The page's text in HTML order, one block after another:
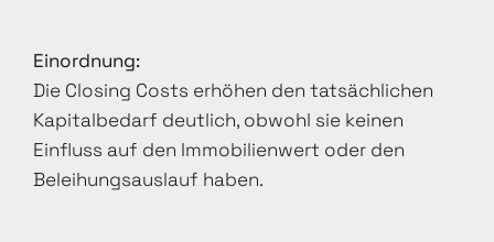
Einordnung:
Die Closing Costs erhöhen den tatsächlichen
Kapitalbedarf deutlich, obwohl sie keinen
Einfluss auf den Immobilienwert oder den
Beleihungsauslauf haben.